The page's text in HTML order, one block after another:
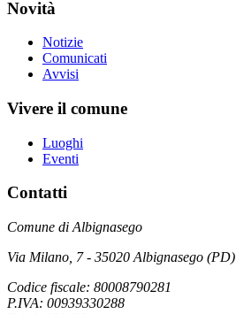
Novità
Notizie
Comunicati
Avvisi
Vivere il comune
Luoghi
Eventi
Contatti
Comune di Albignasego
Via Milano, 7 - 35020 Albignasego (PD)
Codice fiscale: 80008790281
P.IVA: 00939330288